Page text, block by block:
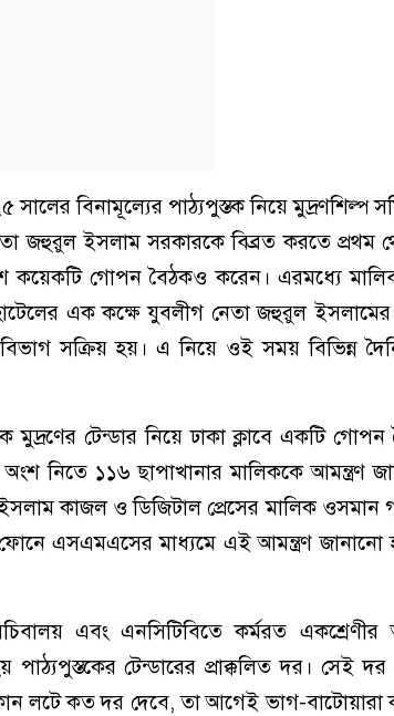
বিনামূল্যের পাঠ্যপুস্তক নিয়ে মুদ্রণশিল্প
জহুরুল ইসলাম সরকারকে বিব্রত করতে প্রথম
কয়েকটি গোপন বৈঠকও করেন। এরমধ্যে
এক কক্ষে যুবলীগ নেতা জহুরুল ইসলামের
সক্রিয় হয়। এ নিয়ে ওই সময় বিভিন্ন
টেন্ডার নিয়ে ঢাকা ক্লাবে একটি গোপন
নিতে ১১৬ ছাপাখানার মালিককে আমন্ত্রণ
ইসলাম কাজল ও ডিজিটাল প্রেসের মালিক ওসমান
এসএমএসের মাধ্যমে এই আমন্ত্রণ জানানো
এবং এনসিটিবিতে কর্মরত একশ্রেণীর
টেন্ডারের প্রাক্কলিত দর। সেই দর
লটে কত দর দেবে, তা আগেই ভাগ-বাটোয়ারা